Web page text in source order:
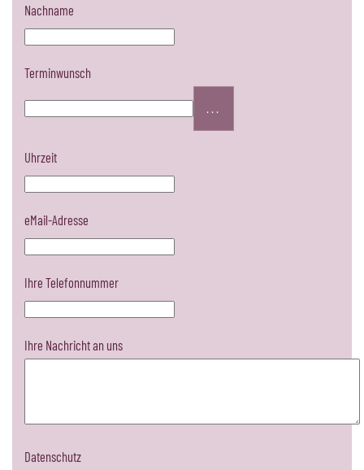
Nachname
Terminwunsch
...
Uhrzeit
eMail-Adresse
Ihre Telefonnummer
Ihre Nachricht an uns
Datenschutz